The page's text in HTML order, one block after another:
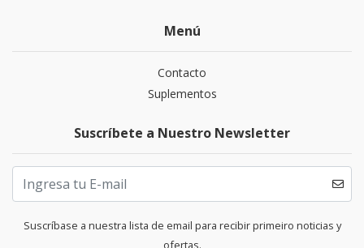
Menú
Contacto
Suplementos
Suscríbete a Nuestro Newsletter
Suscríbase a nuestra lista de email para recibir primeiro noticias y
ofertas.